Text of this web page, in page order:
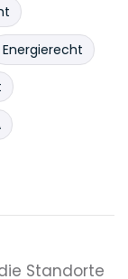
Energierecht
Standorte